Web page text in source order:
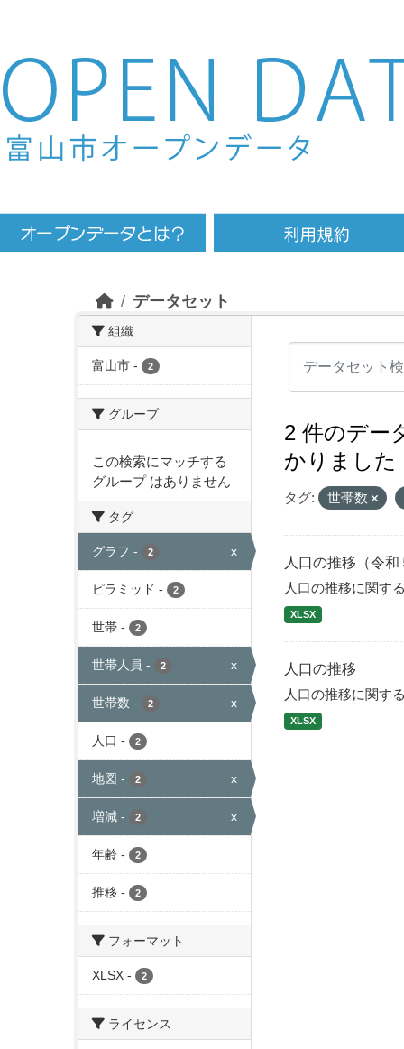
Skip to main content
データセット
組織
富山市 - 2
グループ
この検索にマッチする
グループ はありません
タグ
グラフ - 2 x
ピラミッド - 2
世帯 - 2
世帯人員 - 2 x
世帯数 - 2 x
人口 - 2
地図 - 2 x
増減 - 2 x
年齢 - 2
推移 - 2
フォーマット
XLSX - 2
ライセンス
2 件のデー
かりました
タグ: 世帯数
人口の推移（令和
人口の推移に関す
XLSX
人口の推移
人口の推移に関す
XLSX